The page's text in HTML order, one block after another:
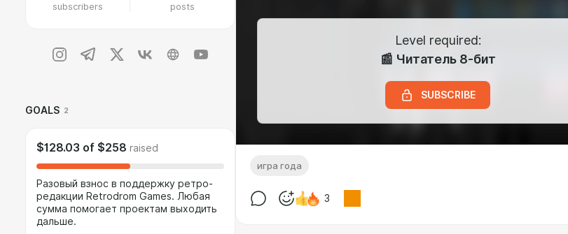
subscribers posts
GOALS 2
$128.03 of $258 raised
Разовый взнос в поддержку ретро-
редакции Retrodrom Games. Любая
сумма помогает проектам выходить
дальше.
Level required:
📰 Читатель 8-бит
SUBSCRIBE
игра года
3